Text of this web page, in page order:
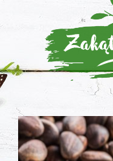
Blog
posts